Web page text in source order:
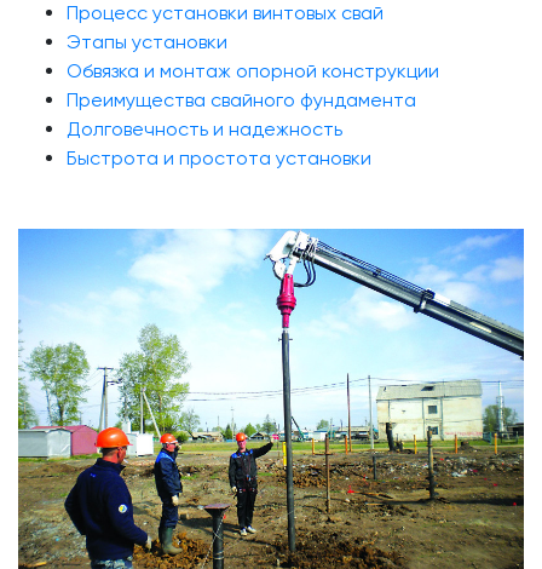
Процесс установки винтовых свай
Этапы установки
Обвязка и монтаж опорной конструкции
Преимущества свайного фундамента
Долговечность и надежность
Быстрота и простота установки